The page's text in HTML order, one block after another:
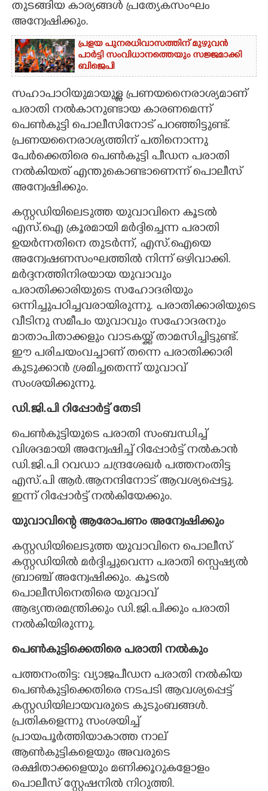
തുടങ്ങിയ കാര്യങ്ങൾ പ്രത്യേകസംഘം
അന്വേഷിക്കും.
പ്രളയ പുനരധിവാസത്തിന് മുഴുവൻ
പാർട്ടി സംവിധാനത്തെയും സജ്ജമാക്കി
ബിജെപി
സഹാപാഠിയുമായുള്ള പ്രണയനൈരാശ്യമാണ്
പരാതി നൽകാനുണ്ടായ കാരണമെന്ന്
പെൺകുട്ടി പൊലീസിനോട് പറഞ്ഞിട്ടുണ്ട്.
പ്രണയനൈരാശ്യത്തിന് പതിനൊന്നു
പേർക്കെതിരെ പെൺകുട്ടി പീഡന പരാതി
നൽകിയത് എന്തുകൊണ്ടാണെന്ന് പൊലീസ്
അന്വേഷിക്കും.
കസ്റ്റഡിയിലെടുത്ത യുവാവിനെ കൂടൽ
എസ്.ഐ ക്രൂരമായി മർദ്ദിച്ചെന്ന പരാതി
ഉയർന്നതിനെ തുടർന്ന്, എസ്.ഐയെ
അന്വേഷണസംഘത്തിൽ നിന്ന് ഒഴിവാക്കി.
മർദ്ദനത്തിനിരയായ യുവാവും
പരാതിക്കാരിയുടെ സഹോദരിയും
ഒന്നിച്ചുപഠിച്ചവരായിരുന്നു. പരാതിക്കാരിയുടെ
വീടിനു സമീപം യുവാവും സഹോദരനും
മാതാപിതാക്കളും വാടകയ്ക്ക് താമസിച്ചിട്ടുണ്ട്.
ഈ പരിചയംവച്ചാണ് തന്നെ പരാതിക്കാരി
കുടുക്കാൻ ശ്രമിച്ചതെന്ന് യുവാവ്
സംശയിക്കുന്നു.
ഡി.ജി.പി റിപ്പോർട്ട് തേടി
പെൺകുട്ടിയുടെ പരാതി സംബന്ധിച്ച്
വിശദമായി അന്വേഷിച്ച് റിപ്പോർട്ട് നൽകാൻ
ഡി.ജി.പി റവഡാ ചന്ദ്രശേഖർ പത്തനംതിട്ട
എസ്.പി ആർ.ആനന്ദിനോട് ആവശ്യപ്പെട്ടു.
ഇന്ന് റിപ്പോർട്ട് നൽകിയേക്കും.
യുവാവിന്റെ ആരോപണം അന്വേഷിക്കും
കസ്റ്റഡിയിലെടുത്ത യുവാവിനെ പൊലീസ്
കസ്റ്റഡിയിൽ മർദ്ദിച്ചുവെന്ന പരാതി സ്പെഷ്യൽ
ബ്രാഞ്ച് അന്വേഷിക്കും. കൂടൽ
പൊലീസിനെതിരെ യുവാവ്
ആഭ്യന്തരമന്ത്രിക്കും ഡി.ജി.പിക്കും പരാതി
നൽകിയിരുന്നു.
പെൺകുട്ടിക്കെതിരെ പരാതി നൽകും
പത്തനംതിട്ട: വ്യാജപീഡന പരാതി നൽകിയ
പെൺകുട്ടിക്കെതിരെ നടപടി ആവശ്യപ്പെട്ട്
കസ്റ്റഡിയിലായവരുടെ കുടുംബങ്ങൾ.
പ്രതികളെന്നു സംശയിച്ച്
പ്രായപൂർത്തിയാകാത്ത നാല്
ആൺകുട്ടികളെയും അവരുടെ
രക്ഷിതാക്കളെയും മണിക്കൂറുകളോളം
പൊലീസ് സ്റ്റേഷനിൽ നിറുത്തി.